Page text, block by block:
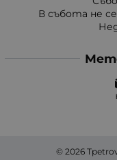
В събота не
© 2026